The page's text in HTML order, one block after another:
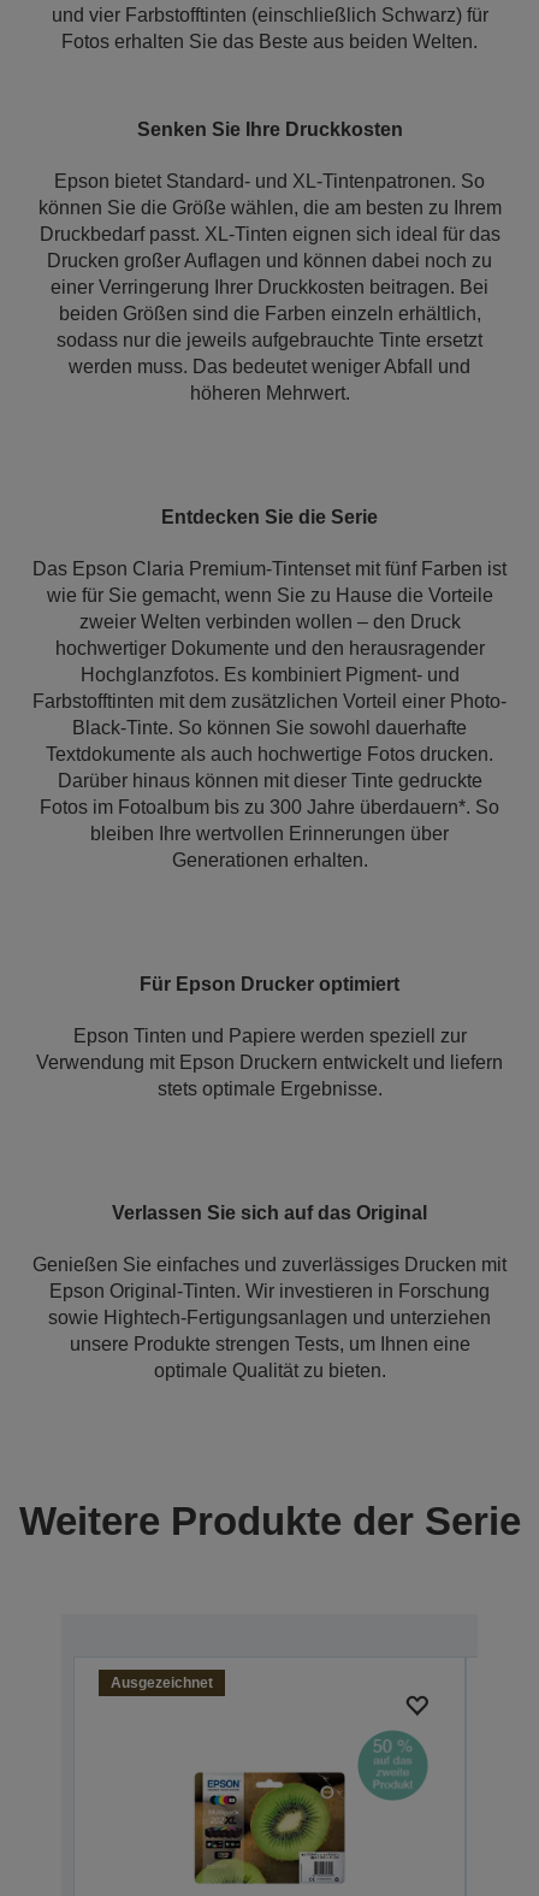
und vier Farbstofftinten (einschließlich Schwarz) für
Fotos erhalten Sie das Beste aus beiden Welten.
Senken Sie Ihre Druckkosten
Epson bietet Standard- und XL-Tintenpatronen. So
können Sie die Größe wählen, die am besten zu Ihrem
Druckbedarf passt. XL-Tinten eignen sich ideal für das
Drucken großer Auflagen und können dabei noch zu
einer Verringerung Ihrer Druckkosten beitragen. Bei
beiden Größen sind die Farben einzeln erhältlich,
sodass nur die jeweils aufgebrauchte Tinte ersetzt
werden muss. Das bedeutet weniger Abfall und
höheren Mehrwert.
Entdecken Sie die Serie
Das Epson Claria Premium-Tintenset mit fünf Farben ist
wie für Sie gemacht, wenn Sie zu Hause die Vorteile
zweier Welten verbinden wollen – den Druck
hochwertiger Dokumente und den herausragender
Hochglanzfotos. Es kombiniert Pigment- und
Farbstofftinten mit dem zusätzlichen Vorteil einer Photo-
Black-Tinte. So können Sie sowohl dauerhafte
Textdokumente als auch hochwertige Fotos drucken.
Darüber hinaus können mit dieser Tinte gedruckte
Fotos im Fotoalbum bis zu 300 Jahre überdauern*. So
bleiben Ihre wertvollen Erinnerungen über
Generationen erhalten.
Für Epson Drucker optimiert
Epson Tinten und Papiere werden speziell zur
Verwendung mit Epson Druckern entwickelt und liefern
stets optimale Ergebnisse.
Verlassen Sie sich auf das Original
Genießen Sie einfaches und zuverlässiges Drucken mit
Epson Original-Tinten. Wir investieren in Forschung
sowie Hightech-Fertigungsanlagen und unterziehen
unsere Produkte strengen Tests, um Ihnen eine
optimale Qualität zu bieten.
Weitere Produkte der Serie
Ausgezeichnet